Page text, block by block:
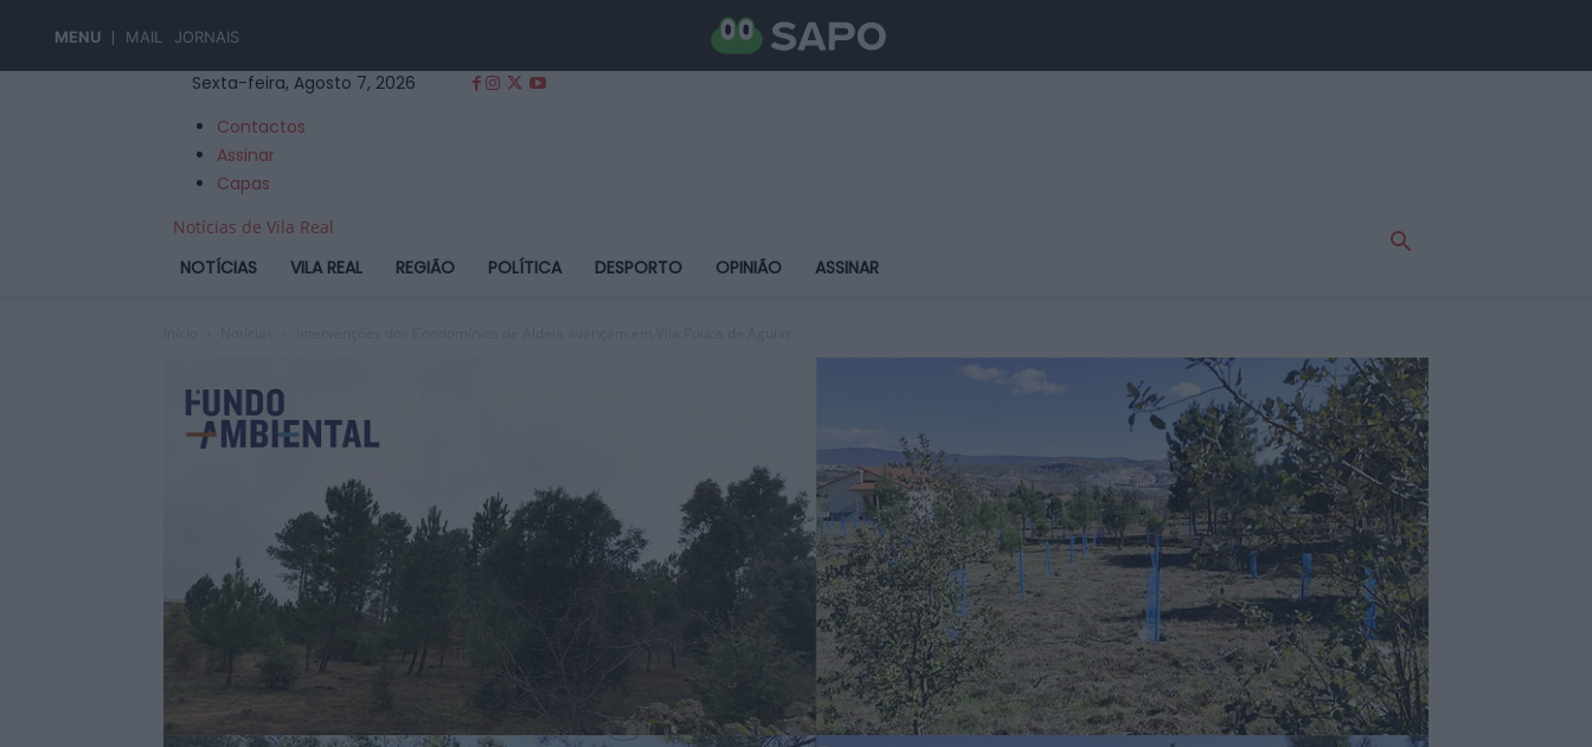
MENU MAIL JORNAIS
Sexta-feira, Agosto 7, 2026
Contactos
Assinar
Capas
Notícias de Vila Real
NOTÍCIAS VILA REAL REGIÃO POLÍTICA DESPORTO OPINIÃO ASSINAR